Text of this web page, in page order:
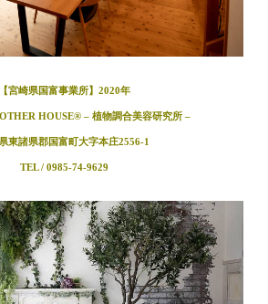
【宮崎県国富事業所】2020年
HOUSE®︎ – 植物調合美容研究所 –
東諸県郡国富町大字本庄2556-1
TEL / 0985-74-9629